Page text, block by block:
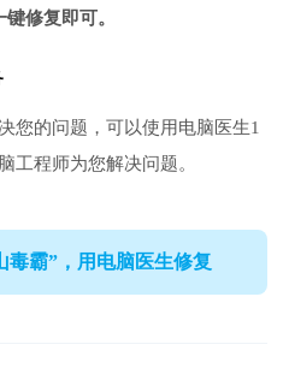
修复即可。
您的问题，可以使用电脑医生1
工程师为您解决问题。
毒霸”，用电脑医生修复